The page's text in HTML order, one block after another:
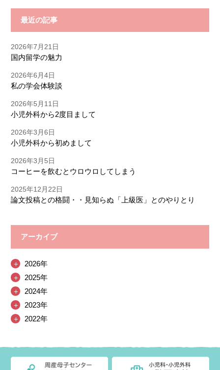
最近の記事
2026年7月21日
国内留学の魅力
2026年6月4日
私の学会体験談
2026年5月11日
小児外科から2度目まして
2026年3月6日
小児外科から初めまして
2026年3月5日
コーヒーを飲むとウロウロしてしまう
2025年12月22日
論文投稿との格闘・・見知らぬ「上級医」とのやりとり
アーカイブ
＋
2026年
＋
2025年
＋
2024年
＋
2023年
＋
2022年